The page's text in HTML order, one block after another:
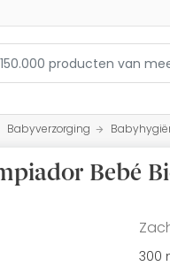
Babyverzorging
Bebé
300